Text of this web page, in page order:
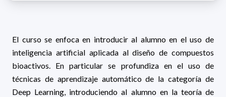
El curso se enfoca en introducir al alumno en el uso de
inteligencia artificial aplicada al diseño de compuestos
bioactivos. En particular se profundiza en el uso de
técnicas de aprendizaje automático de la categoría de
Deep Learning, introduciendo al alumno en la teoría de